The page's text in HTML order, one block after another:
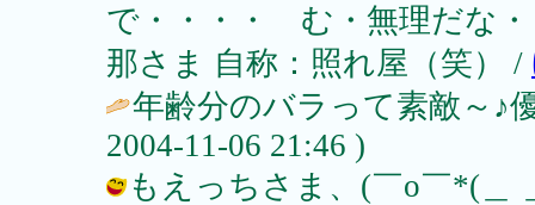
で・・・・ む・無理だな
那さま 自称：照れ屋（笑） /
年齢分のバラって素敵～
2004-11-06 21:46 )
もえっちさま、(￣o￣*(＿